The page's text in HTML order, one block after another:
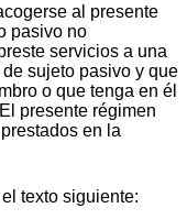
al presente
pasivo no
servicios a una
sujeto pasivo y que
o que tenga en él
presente régimen
en la
texto siguiente: